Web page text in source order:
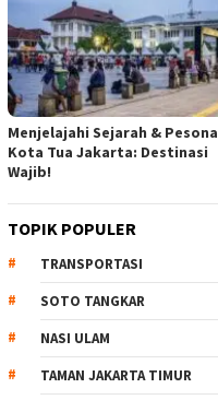
Menjelajahi Sejarah & Pesona
Kota Tua Jakarta: Destinasi
Wajib!
TOPIK POPULER
TRANSPORTASI
SOTO TANGKAR
NASI ULAM
TAMAN JAKARTA TIMUR